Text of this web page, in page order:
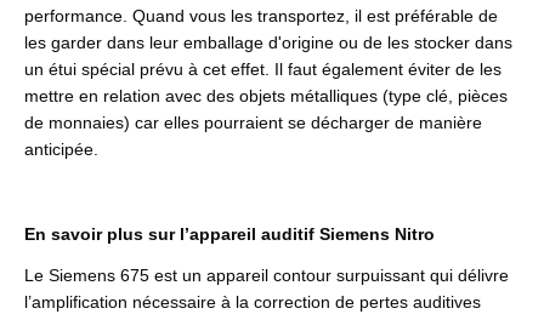
performance. Quand vous les transportez, il est préférable de
les garder dans leur emballage d'origine ou de les stocker dans
un étui spécial prévu à cet effet. Il faut également éviter de les
mettre en relation avec des objets métalliques (type clé, pièces
de monnaies) car elles pourraient se décharger de manière
anticipée.
En savoir plus sur l’appareil auditif Siemens Nitro
Le Siemens 675 est un appareil contour surpuissant qui délivre
l’amplification nécessaire à la correction de pertes auditives